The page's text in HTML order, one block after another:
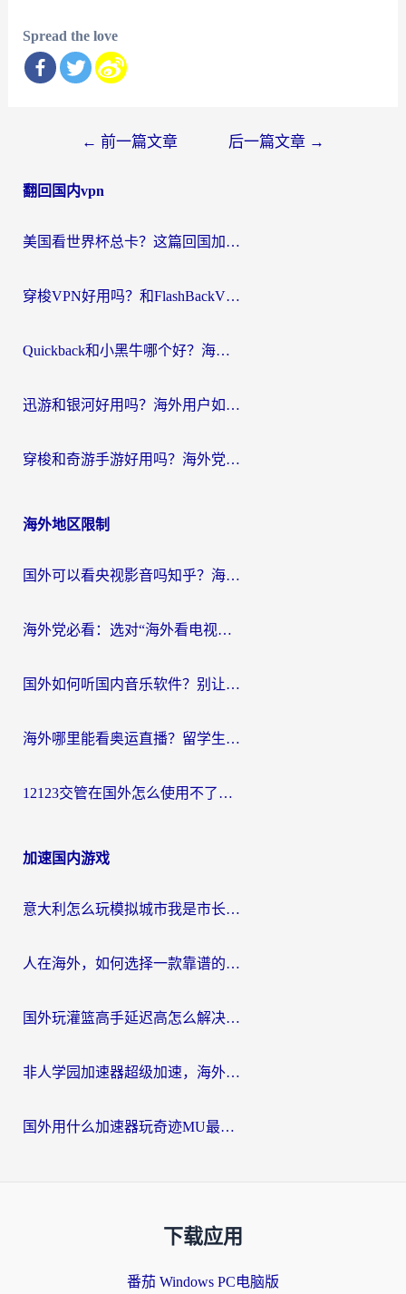
Spread the love
导
← 前一篇文章 后一篇文章 →
翻回国内vpn
美国看世界杯总卡？这篇回国加速器指南帮你无缝刷国内资源（附苹果手机VPN设置步骤）
穿梭VPN好用吗？和FlashBackVPN对比哪个回国效果更好？
Quickback和小黑牛哪个好？海外党亲测指南，选对回国加速器秒回国内
迅游和银河好用吗？海外用户如何选择回国加速器实现无缝访问国内资源
穿梭和奇游手游好用吗？海外党亲测3款回国加速器，附蜜蜂加速器七天试用攻略
海外地区限制
国外可以看央视影音吗知乎？海外党亲测有效的回国加速方案
海外党必看：选对“海外看电视剧软件”，再也不用愁国内剧刷不了
国外如何听国内音乐软件？别让地域限制，断了你的中文歌单
海外哪里能看奥运直播？留学生&海外华人必看的体育赛事观赛终极指南
12123交管在国外怎么使用不了？海外华人必看的无缝访问国内资源指南
加速国内游戏
意大利怎么玩模拟城市我是市长？海外党国服游戏加速终极攻略（附三国3量子特攻解决办法）
人在海外，如何选择一款靠谱的玩剑灵2加速器？
国外玩灌篮高手延迟高怎么解决？海外玩家国服游戏加速终极指南
非人学园加速器超级加速，海外玩家重返国服的通行证
国外用什么加速器玩奇迹MU最好？2026海外玩家国服游戏加速全攻略
下载应用
番茄 Windows PC电脑版